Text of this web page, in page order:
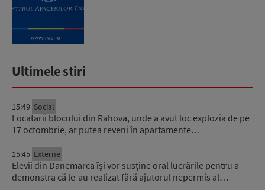
Ultimele stiri
15:49 Social
Locatarii blocului din Rahova, unde a avut loc explozia de pe
17 octombrie, ar putea reveni în apartamente…
15:45 Externe
Elevii din Danemarca își vor susține oral lucrările pentru a
demonstra că le-au realizat fără ajutorul nepermis al…